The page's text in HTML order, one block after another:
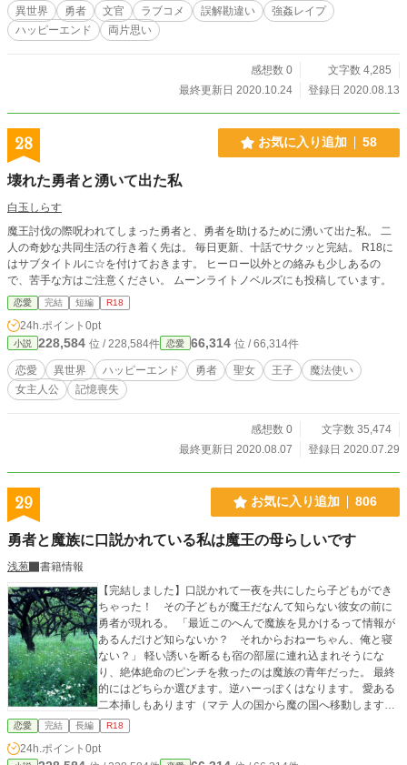
異世界 勇者 文官 ラブコメ 誤解勘違い
強姦レイプ
ハッピーエンド
両片思い
感想数 0
文字数 4,285
最終更新日 2020.10.24
登録日 2020.08.13
28 お気に入り追加 58
壊れた勇者と湧いて出た私
白玉しらす
魔王討伐の際呪われてしまった勇者と、勇者を助けるために湧いて出た私。 二
人の奇妙な共同生活の行き着く先は。 毎日更新、十話でサクッと完結。 R18に
はサブタイトルに☆を付けておきます。 ヒーロー以外との絡みも少しあるの
で、苦手な方はご注意ください。 ムーンライトノベルズにも投稿しています。
恋愛 完結 短編 R18
24h.ポイント 0pt
小説 228,584 位 / 228,584件 恋愛 66,314 位 / 66,314件
恋愛 異世界 ハッピーエンド 勇者 聖女 王子
魔法使い
女主人公
記憶喪失
感想数 0
文字数 35,474
最終更新日 2020.08.07
登録日 2020.07.29
29 お気に入り追加 806
勇者と魔族に口説かれている私は魔王の母らしいです
浅葱
書籍情報
【完結しました】口説かれて一夜を共にしたら子どもができ
ちゃった！ その子どもが魔王だなんて知らない彼女の前に
勇者が現れる。 「最近このへんで魔族を見かけるって情報が
あるんだけど知らないか？ それからおねーちゃん、俺と寝
ない？」 軽い誘いを断るも宿の部屋に連れ込まれそうにな
り、絶体絶命のピンチを救ったのは魔族の青年だった。 最終
的にはどちらか選びます。逆ハーっぽくはなります。 愛ある
二本挿しもあります（マテ 人の国から魔の国へ移動します。
私的には恋愛なので恋愛カテで！（ぉぃ
恋愛 完結 長編 R18
24h.ポイント 0pt